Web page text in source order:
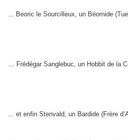
... Beoric le Sourcilleux, un Béornide
… Frédégar Sanglebuc, un Hobbit de la
... et enfin Stenvald, un Bardide (Frère